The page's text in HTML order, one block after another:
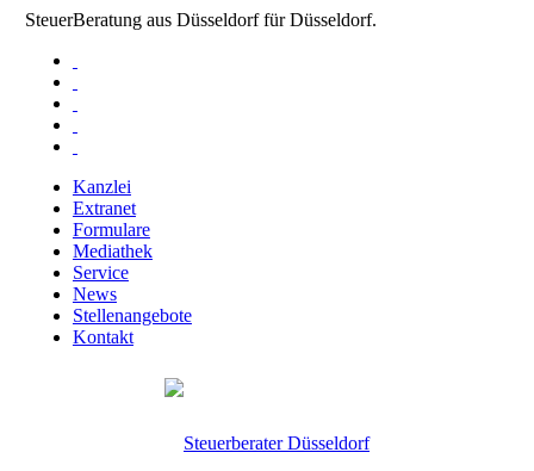
SteuerBeratung aus Düsseldorf für Düsseldorf.
Kanzlei
Extranet
Formulare
Mediathek
Service
News
Stellenangebote
Kontakt